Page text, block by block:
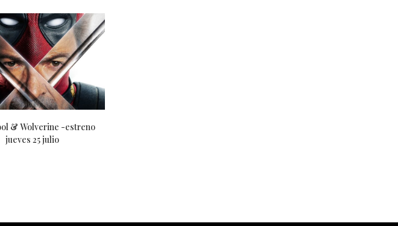
El Planeta de los Simios: Nuevo
Reino -estreno jueves...